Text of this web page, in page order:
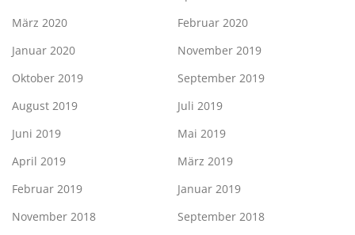
März 2020
Februar 2020
Januar 2020
November 2019
Oktober 2019
September 2019
August 2019
Juli 2019
Juni 2019
Mai 2019
April 2019
März 2019
Februar 2019
Januar 2019
November 2018
September 2018